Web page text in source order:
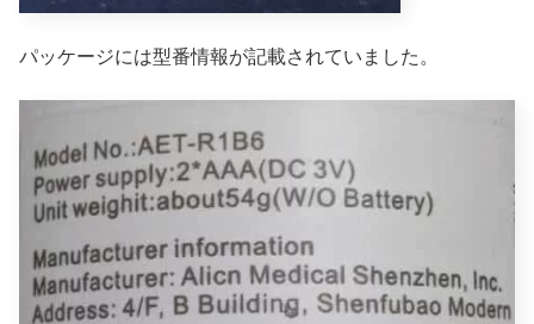
パッケージには型番情報が記載されていました。